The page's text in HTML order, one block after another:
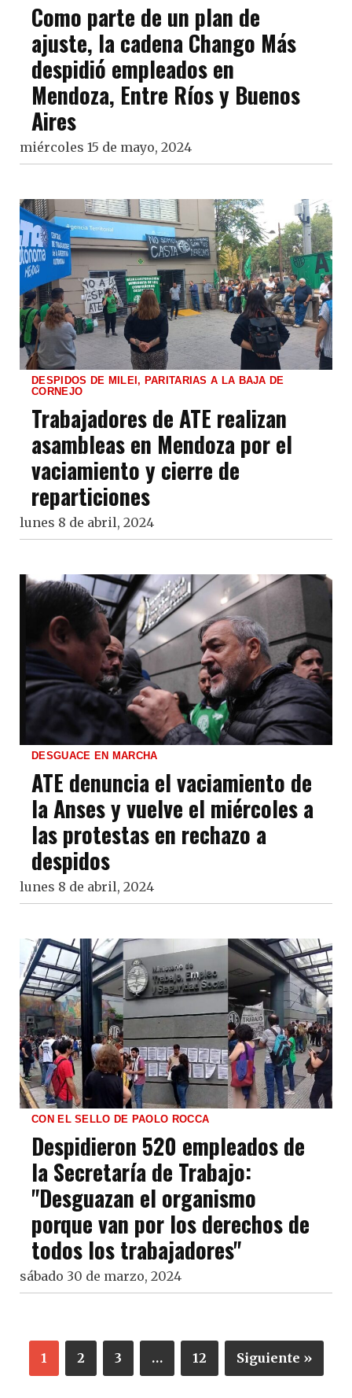
Como parte de un plan de
ajuste, la cadena Chango Más
despidió empleados en
Mendoza, Entre Ríos y Buenos
Aires
miércoles 15 de mayo, 2024
DESPIDOS DE MILEI, PARITARIAS A LA BAJA DE
CORNEJO
Trabajadores de ATE realizan
asambleas en Mendoza por el
vaciamiento y cierre de
reparticiones
lunes 8 de abril, 2024
DESGUACE EN MARCHA
ATE denuncia el vaciamiento de
la Anses y vuelve el miércoles a
las protestas en rechazo a
despidos
lunes 8 de abril, 2024
CON EL SELLO DE PAOLO ROCCA
Despidieron 520 empleados de
la Secretaría de Trabajo:
"Desguazan el organismo
porque van por los derechos de
todos los trabajadores"
sábado 30 de marzo, 2024
1 2 3 … 12 Siguiente »